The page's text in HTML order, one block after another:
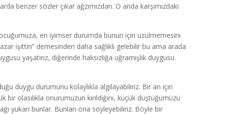
benzer sözler çıkar ağzımızdan. O anda karşımızdaki
en iyimser durumda bunun için üzülmemesini
işittin” demesinden daha sağlıklı gelebilir bu ama arada
yaşatırız, diğerinde haksızlığa uğramışlık duygusu.
duygu durumunu kolaylıkla algılayabiliriz. Bir an için
bir olasılıkla onurumuzun kırıldığını, küçük düştüğümüzü
yukarı bunlar. Bunları ona söyleyebiliriz. Böyle bir